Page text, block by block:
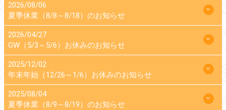
2026/08/06
夏季休業（8/8～8/18）のお知らせ
2026/04/27
GW（5/3～5/6）お休みのお知らせ
2025/12/02
年末年始（12/26～1/6）お休みのお知らせ
2025/08/04
夏季休業（8/9～8/19）のお知らせ